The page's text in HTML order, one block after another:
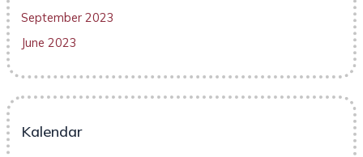
September 2023
June 2023
Kalendar